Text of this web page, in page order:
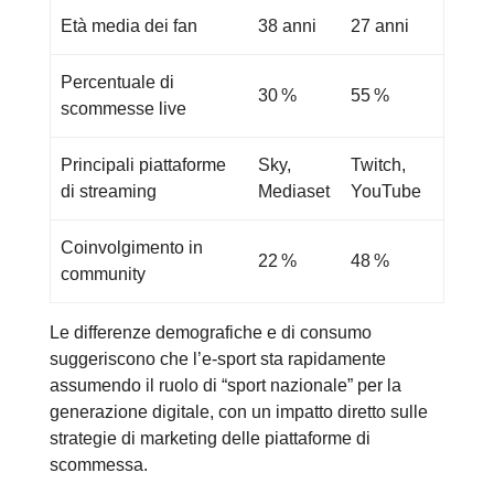
Età media dei fan 38 anni 27 anni
Percentuale di
scommesse live
30 % 55 %
Principali piattaforme
di streaming
Sky,
Mediaset
Twitch,
YouTube
Coinvolgimento in
community
22 % 48 %
Le differenze demografiche e di consumo
suggeriscono che l’e‑sport sta rapidamente
assumendo il ruolo di “sport nazionale” per la
generazione digitale, con un impatto diretto sulle
strategie di marketing delle piattaforme di
scommessa.